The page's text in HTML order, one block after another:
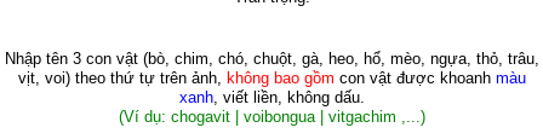
Nhập tên 3 con vật (bò, chim, chó, chuột, gà, heo, hổ, mèo, ngựa, thỏ, trâu,
vịt, voi)theo thứ tự trên ảnh, không bao gồm con vật được khoanh màu
xanh, viết liền, không dấu.
(Ví dụ: chogavit | voibongua | vitgachim ,...)